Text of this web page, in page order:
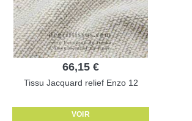
66,15 €
Tissu Jacquard relief Enzo 12
VOIR